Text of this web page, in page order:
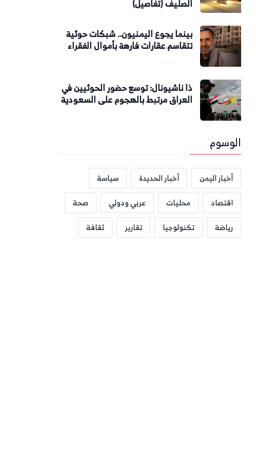
الصليف (تفاصيل)
بينما يجوع اليمنيون.. شبكات حوثية
تتقاسم عقارات فارهة بأموال الفقراء
ذا ناشيونال: توسع حضور الحوثيين في
العراق مرتبط بالهجوم على السعودية
الوسوم
أخبار اليمن أخبار الحديدة
سياسة
اقتصاد
محليات عربي ودولي
صحة
رياضة
تكنولوجيا تقارير ثقافة